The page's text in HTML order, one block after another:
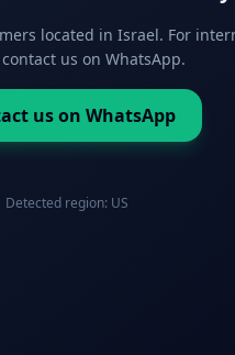
located in Israel. For
us on WhatsApp.
us on WhatsApp
Detected region: US